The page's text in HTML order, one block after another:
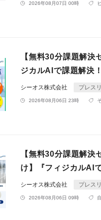
2026年08月07日 00時
【無料30分課題解
ジカルAIで課題解決
シーオス株式会社 プレス
2026年08月06日 23時
【無料30分課題解
け】『フィジカルAI
シーオス株式会社 プレス
2026年08月06日 09時